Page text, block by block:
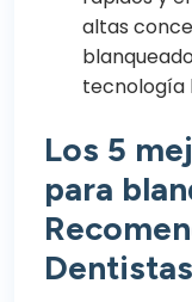
altas
tecnología
Los 5
para
Dentistas